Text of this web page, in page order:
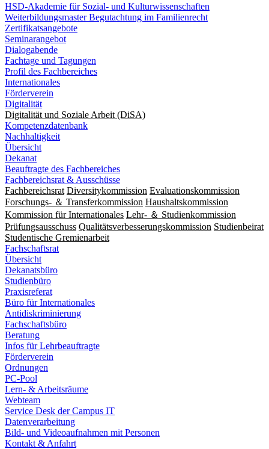
HSD-Akademie für Sozial- und Kulturwissenschaften
Weiterbildungsmaster Begutachtung im Familienrecht
Zertifikatsangebote
Seminarangebot
Dialogabende
Fachtage und Tagungen
Profil des Fachbereiches
Internationales
Förderverein
Digitalität
Digitalität und Soziale Arbeit (DiSA)
Kompetenzdatenbank
Nachhaltigkeit
Übersicht
Dekanat
Beauftragte des Fachbereiches
Fachbereichsrat & Ausschüsse
Fachbereichsrat Diversitykommission Evaluationskommission
Forschungs- ＆ Transferkommission Haushaltskommission
Kommission für Internationales Lehr- ＆ Studienkommission
Prüfungsausschuss Qualitätsverbesserungskommission Studienbeirat
Studentische Gremienarbeit
Fachschaftsrat
Übersicht
Dekanatsbüro
Studienbüro
Praxisreferat
Büro für Internationales
Antidiskriminierung
Fachschaftsbüro
Beratung
Infos für Lehrbeauftragte
Förderverein
Ordnungen
PC-Pool
Lern- & Arbeitsräume
Webteam
Service Desk der Campus IT
Datenverarbeitung
Bild- und Videoaufnahmen mit Personen
Kontakt & Anfahrt